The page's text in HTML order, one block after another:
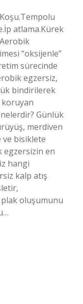
atlama.Kürek
“oksijenle”
sürecinde
egzersiz,
bindirilerek
koruyan
Günlük
merdiven
ve bisiklete
egzersizin en
hangi
kalp atış
oluşumunu